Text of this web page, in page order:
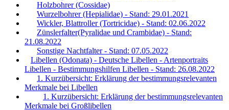
Holzbohrer (Cossidae)
Wurzelbohrer (Hepialidae) - Stand: 29.01.2021
Wickler, Blattroller (Tortricidae) - Stand: 02.06.2022
Zünslerfalter(Pyralidae und Crambidae) - Stand:
21.08.2022
Sonstige Nachtfalter - Stand: 07.05.2022
Libellen (Odonata) - Deutsche Libellen - Artenportraits
Libellen - Bestimmungshilfen Libellen - Stand: 26.08.2022
1. Kurzübersicht: Erklärung der bestimmungsrelevanten
Merkmale bei Libellen
1. Kurzübersicht: Erklärung der bestimmungsrelevanten
Merkmale bei Großlibellen